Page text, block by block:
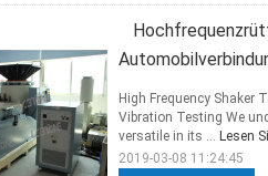
High Frequency Shaker
Vibration Testing We
versatile in its ... Lesen
2019-03-08 11:24:45